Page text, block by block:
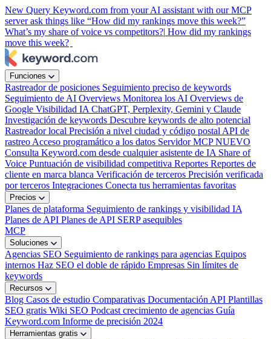
New Query Keyword.com from your AI assistant with our MCP
server ask things like “How did my rankings move this week?”
What’s my share of voice vs competitors?| How did my rankings
move this week?
Funciones
Rastreador de posiciones Seguimiento preciso de keywords
Seguimiento de AI Overviews Monitorea los AI Overviews de
Google Visibilidad IA ChatGPT, Perplexity, Gemini y Claude
Investigación de keywords Descubre keywords de alto potencial
Rastreador local Precisión a nivel ciudad y código postal API de
rastreo Acceso programático a los datos Servidor MCPNUEVO
Consulta Keyword.com desde cualquier asistente de IA Share of
Voice Puntuación de visibilidad competitiva Reportes Reportes de
cliente en marca blanca Verificación de terceros Precisión verificada
por terceros Integraciones Conecta tus herramientas favoritas
Precios
Planes de plataforma Seguimiento de rankings y visibilidad IA
Planes de API Planes de API SERP asequibles
MCP
Soluciones
Agencias SEO Seguimiento de rankings para agencias Equipos
internos Haz SEO el doble de rápido Empresas Sin límites de
keywords
Recursos
Blog Casos de estudio Comparativas Documentación API Plantillas
SEO gratis Wiki SEO Podcast crecimiento de agencias Guía
Keyword.com Informe de precisión 2024
Herramientas gratis